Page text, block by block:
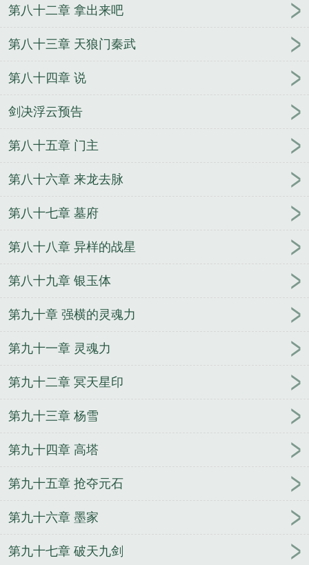
第八十二章 拿出来吧
第八十三章 天狼门秦武
第八十四章 说
剑决浮云预告
第八十五章 门主
第八十六章 来龙去脉
第八十七章 墓府
第八十八章 异样的战星
第八十九章 银玉体
第九十章 强横的灵魂力
第九十一章 灵魂力
第九十二章 冥天星印
第九十三章 杨雪
第九十四章 高塔
第九十五章 抢夺元石
第九十六章 墨家
第九十七章 破天九剑